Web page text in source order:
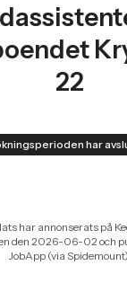
22
har
har annonserats på
den 2026-06-02 och
JobApp (via Spidemount).